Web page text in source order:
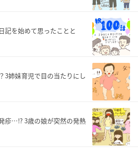
記を始めて思ったことと
3姉妹育児で目の当たりにし
疹…⁉︎ 3歳の娘が突然の発熱